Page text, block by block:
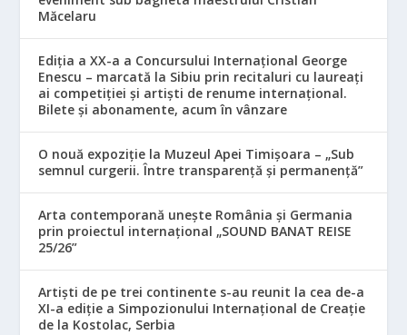
Măcelaru
Ediția a XX-a a Concursului Internațional George
Enescu – marcată la Sibiu prin recitaluri cu laureați
ai competiției și artiști de renume internațional.
Bilete și abonamente, acum în vânzare
O nouă expoziție la Muzeul Apei Timișoara – „Sub
semnul curgerii. Între transparență și permanență”
Arta contemporană unește România și Germania
prin proiectul internațional „SOUND BANAT REISE
25/26”
Artiști de pe trei continente s-au reunit la cea de-a
XI-a ediție a Simpozionului Internațional de Creație
de la Kostolac, Serbia